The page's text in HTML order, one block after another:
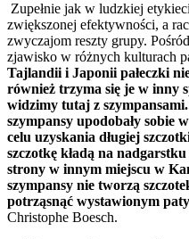
Zupełnie jak w ludzkiej
zwiększonej efektywności, a
zwyczajom reszty grupy.
zjawisko w różnych kulturach
Tajlandii i Japonii pałeczki
również trzyma się je w inny
widzimy tutaj z
szympansy upodobały sobie
celu uzyskania długiej
szczotkę kładą na
strony w innym miejscu w
szympansy nie tworzą
potrząsnąć wystawionym
Christophe Boesch.